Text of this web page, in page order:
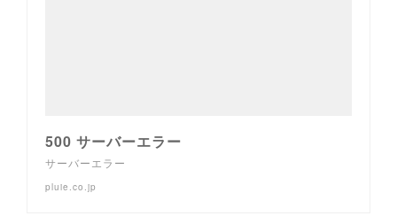
500 サーバーエラー
サーバーエラー
pluie.co.jp